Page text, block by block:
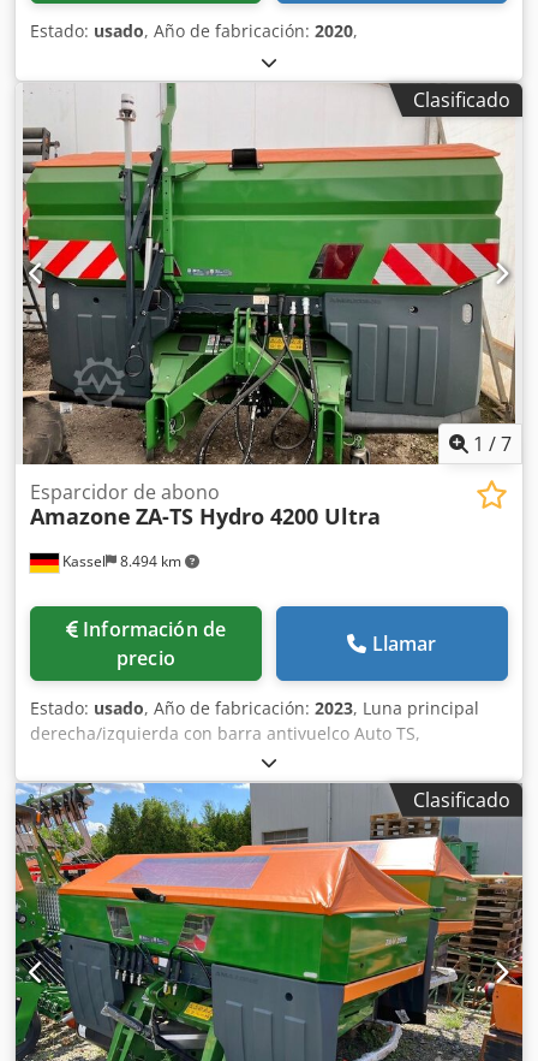
Estado: usado, Año de fabricación: 2020,
Clasificado
1 /7
Kassel 8.494 km
Esparcidor de abono
Amazone ZA-TS Hydro 4200 Ultra
Información de
precio
Llamar
Estado: usado, Año de fabricación: 2023, Luna principal
derecha/izquierda con barra antivuelco Auto TS,
dispositivo parcial / abatible, montado de fábrica. Sensor
de inclinación para sistema de pesaje electrónico / ajuste
del sistema de guía. Componentes de instalación para
sistema de pesaje profesional para dispositivos base ZA
LED / iluminación trasera manual. Dedpfx Aot A Udgsbrsck
Clasificado